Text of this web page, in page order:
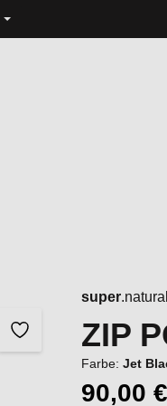
super.natural
ZIP
Farbe:Jet
90,00 €